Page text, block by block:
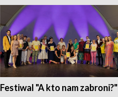
Festiwal "A kto nam zabroni?"